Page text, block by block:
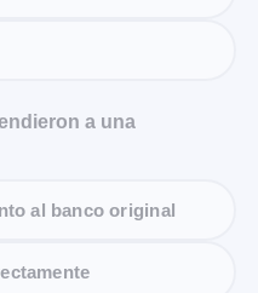
a una
al banco original